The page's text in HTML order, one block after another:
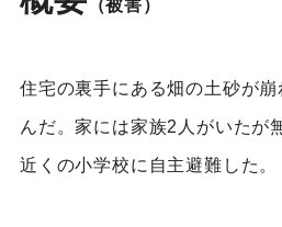
（被害）
住宅の裏手にある畑の土砂が
んだ。家には家族2人がいたが
近くの小学校に自主避難した。